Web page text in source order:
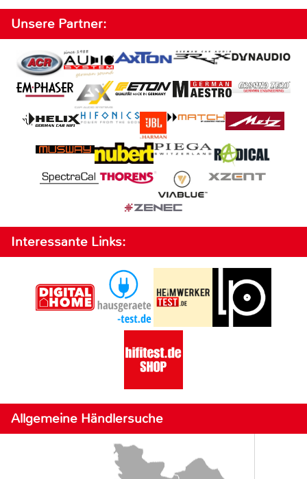
Unsere Partner:
Interessante Links:
Allgemeine Händlersuche